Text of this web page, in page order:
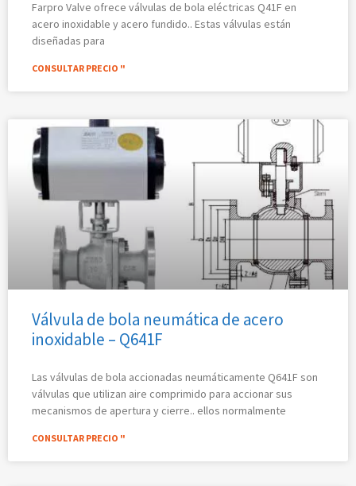
Farpro Valve ofrece válvulas de bola eléctricas Q41F en
acero inoxidable y acero fundido.. Estas válvulas están
diseñadas para
CONSULTAR PRECIO "
Válvula de bola neumática de acero
inoxidable – Q641F
Las válvulas de bola accionadas neumáticamente Q641F son
válvulas que utilizan aire comprimido para accionar sus
mecanismos de apertura y cierre.. ellos normalmente
CONSULTAR PRECIO "